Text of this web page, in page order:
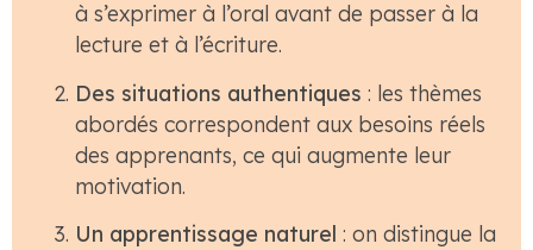
à s’exprimer à l’oral avant de passer à la
lecture et à l’écriture.
Des situations authentiques : les thèmes
abordés correspondent aux besoins réels
des apprenants, ce qui augmente leur
motivation.
Un apprentissage naturel : on distingue la